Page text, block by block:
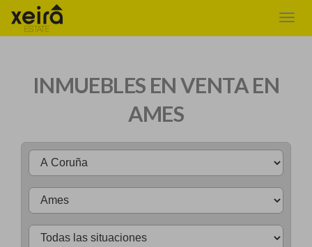
INMUEBLES EN VENTA EN
AMES